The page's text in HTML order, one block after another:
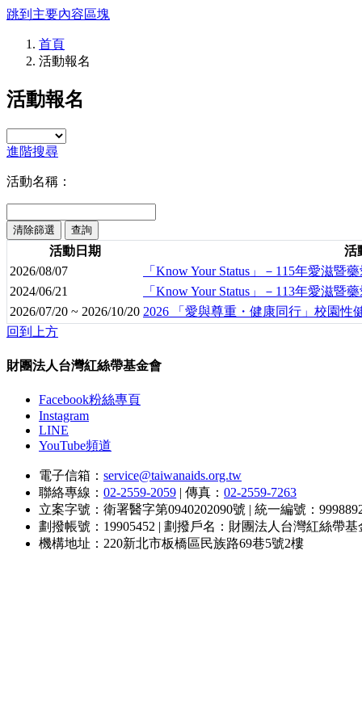
跳到主要內容區塊
首頁
活動報名
活動報名
進階搜尋
活動名稱：
清除篩選
活動日期
活
2026/08/07
「Know Your Status」－115年愛滋暨
2024/06/21
「Know Your Status」－113年愛滋暨
2026/07/20 ~ 2026/10/20 2026 「愛與尊重・健康同行」校園性
回到上方
財團法人台灣紅絲帶基金會
Facebook粉絲專頁
Instagram
LINE
YouTube頻道
電子信箱： service@taiwanaids.org.tw
聯絡專線： 02-2559-2059 | 傳真： 02-2559-7263
立案字號：衛署醫字第0940202090號 | 統一編號：
劃撥帳號：19905452 | 劃撥戶名：財團法人台灣紅絲帶基
機構地址：220新北市板橋區民族路69巷5號2樓